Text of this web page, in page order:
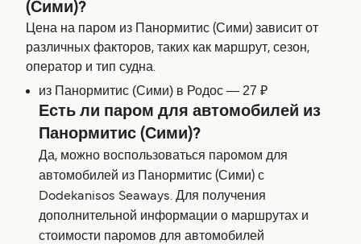
(Сими)?
Цена на паром из Панормитис (Сими) зависит от
различных факторов, таких как маршрут, сезон,
оператор и тип судна.
из Панормитис (Сими) в Родос — 27 ₽
Есть ли паром для автомобилей из
Панормитис (Сими)?
Да, можно воспользоваться паромом для
автомобилей из Панормитис (Сими) с
Dodekanisos Seaways. Для получения
дополнительной информации о маршрутах и
стоимости паромов для автомобилей